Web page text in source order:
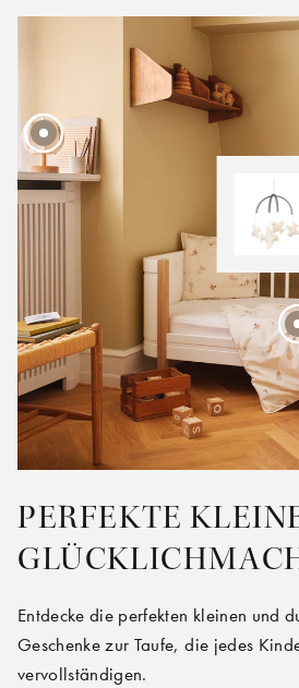
PERFEKTE
Entdecke die perfekten kleinen und
Geschenke zur Taufe, die jedes
vervollständigen.